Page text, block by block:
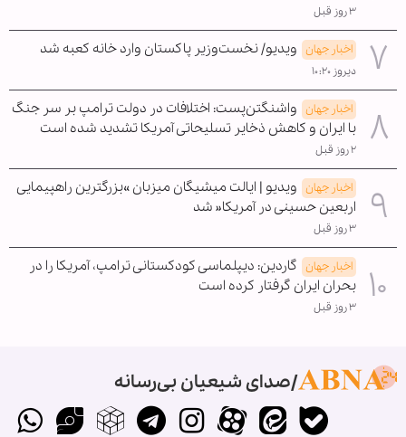
۳ روز قبل
اخبار جهان ویدیو/ نخست‌وزیر پاکستان وارد خانه کعبه شد
دیروز ۱۰:۲۰
اخبار جهان واشنگتن‌پست: اختلافات در دولت ترامپ بر سر جنگ
با ایران و کاهش ذخایر تسلیحاتی آمریکا تشدید شده است
۲ روز قبل
اخبار جهان ویدیو | ایالت میشیگان میزبان »بزرگترین راهپیمایی
اربعین حسینی در آمریکا« شد
۳ روز قبل
اخبار جهان گاردین: دیپلماسی کودکستانی ترامپ، آمریکا را در
بحران ایران گرفتار کرده است
۳ روز قبل
صدای شیعیان بی‌رسانه